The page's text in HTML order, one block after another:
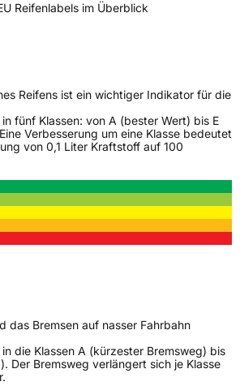
AT
Reifenlabels im Überblick
Reifens ist ein wichtiger Indikator für die
fünf Klassen: von A (bester Wert) bis E
Verbesserung um eine Klasse bedeutet
von 0,1 Liter Kraftstoff auf 100
das Bremsen auf nasser Fahrbahn
die Klassen A (kürzester Bremsweg) bis
Der Bremsweg verlängert sich je Klasse